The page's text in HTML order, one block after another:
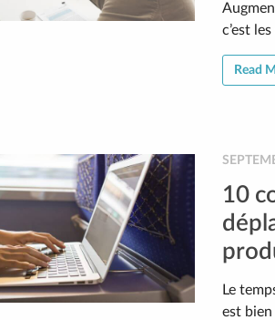
c’est
Read
10
Le
est